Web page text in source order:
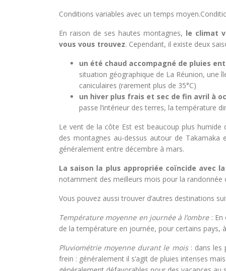
Conditions variables avec un temps
En raison de ses hautes montagnes, le climat
vous vous trouvez. Cependant, il existe deux
un été chaud accompagné de pluies
situation géographique de La Réunion, une
caniculaires (rarement plus de 35°C)
un hiver plus frais et sec de fin avril à
passe l’intérieur des terres, la température
Le vent de la côte Est est beaucoup plus
des montagnes au-dessus autour de Takamaka
généralement entre décembre à mars.
La saison la plus appropriée coïncide avec
notamment des meilleurs mois pour la randonnée
Vous pouvez aussi trouver d’autres destinations
Température moyenne en journée à l’ombre: En
de la température en journée, pour certains pays,
Pluviométrie moyenne durant le mois: dans les
frein : généralement il s’agit de pluies intenses